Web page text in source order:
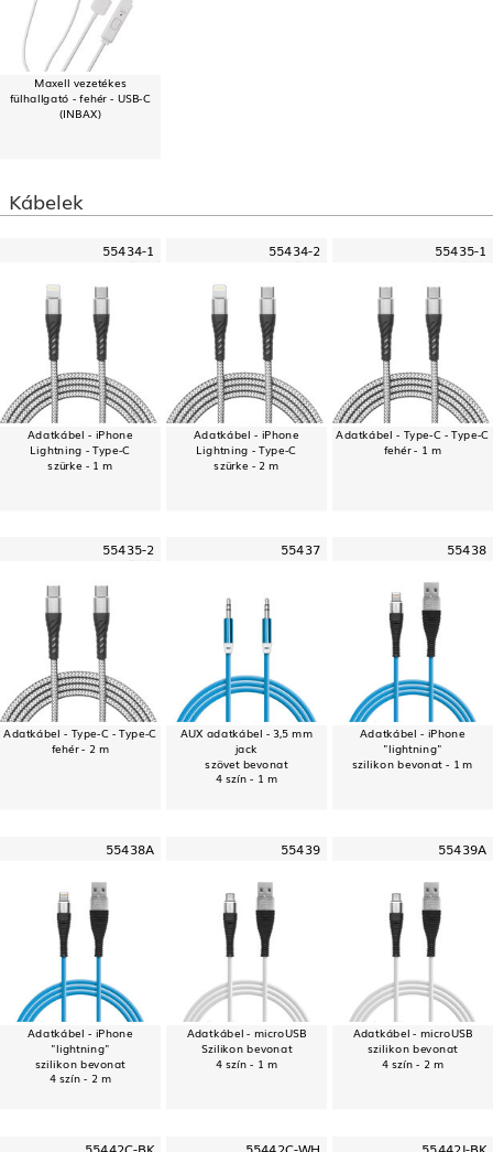
Maxell vezetékes
fülhallgató - fehér - USB-C
(INBAX)
Kábelek
55434-1
Adatkábel - iPhone
Lightning - Type-C
szürke - 1 m
55434-2
Adatkábel - iPhone
Lightning - Type-C
szürke - 2 m
55435-1
Adatkábel - Type-C - Type-C
fehér - 1 m
55435-2
Adatkábel - Type-C - Type-C
fehér - 2 m
55437
AUX adatkábel - 3,5 mm
jack
szövet bevonat
4 szín - 1 m
55438
Adatkábel - iPhone
"lightning"
szilikon bevonat - 1 m
55438A
Adatkábel - iPhone
"lightning"
szilikon bevonat
4 szín - 2 m
55439
Adatkábel - microUSB
Szilikon bevonat
4 szín - 1 m
55439A
Adatkábel - microUSB
szilikon bevonat
4 szín - 2 m